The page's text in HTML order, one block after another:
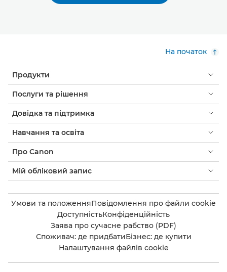
На початок
Продукти
Послуги та рішення
Довідка та підтримка
Навчання та освіта
Про Canon
Мій обліковий запис
Умови та положенняПовідомлення про файли cookie
ДоступністьКонфіденційність
Заява про сучасне рабство (PDF)
Споживач: де придбатиБізнес: де купити
Налаштування файлів cookie